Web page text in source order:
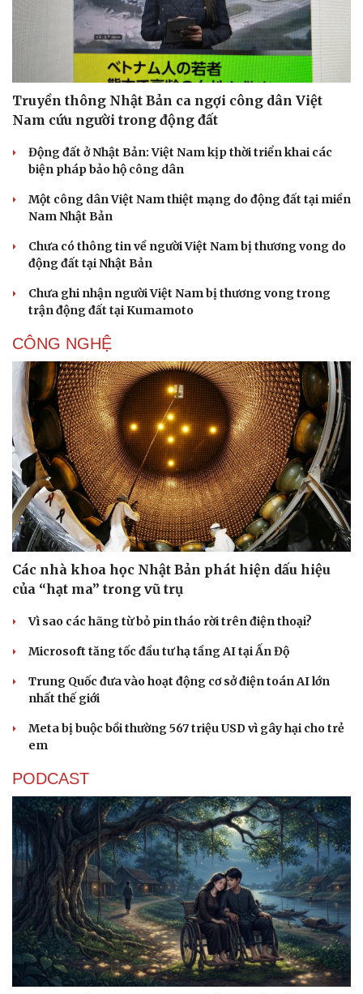
Vì cộng đồng
Chuyển đổi số
Truyền thông Nhật Bản ca ngợi công dân Việt
Nam cứu người trong động đất
Động đất ở Nhật Bản: Việt Nam kịp thời triển khai các
biện pháp bảo hộ công dân
Một công dân Việt Nam thiệt mạng do động đất tại miền
Nam Nhật Bản
Chưa có thông tin về người Việt Nam bị thương vong do
động đất tại Nhật Bản
Chưa ghi nhận người Việt Nam bị thương vong trong
trận động đất tại Kumamoto
CÔNG NGHỆ
Các nhà khoa học Nhật Bản phát hiện dấu hiệu
của “hạt ma” trong vũ trụ
Vì sao các hãng từ bỏ pin tháo rời trên điện thoại?
Microsoft tăng tốc đầu tư hạ tầng AI tại Ấn Độ
Trung Quốc đưa vào hoạt động cơ sở điện toán AI lớn
nhất thế giới
Meta bị buộc bồi thường 567 triệu USD vì gây hại cho trẻ
em
PODCAST